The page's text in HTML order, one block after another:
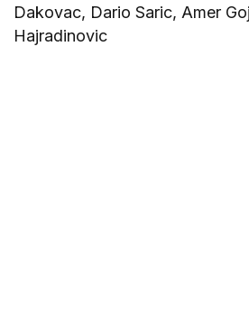
Dakovac, Dario Saric, Amer
Hajradinovic